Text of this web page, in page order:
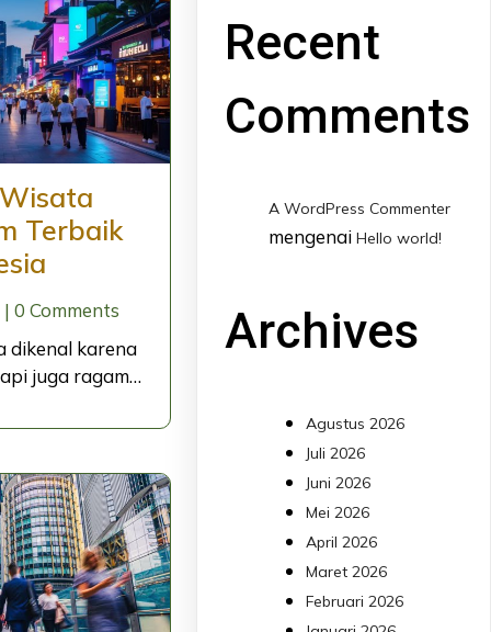
Terbaik
| 0 Comments
dikenal karena
juga ragam…
Recent
Comments
A WordPress Commenter
mengenaiHello world!
Archives
Agustus 2026
Juli 2026
Juni 2026
Mei 2026
April 2026
Maret 2026
Februari 2026